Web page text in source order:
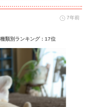
7年前
類別ランキング：17位